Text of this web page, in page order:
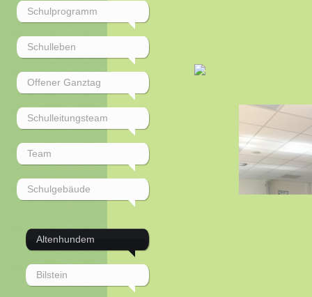
Schulprogramm
Schulleben
Offener Ganztag
Schulleitungsteam
Team
Schulgebäude
Altenhundem
Bilstein